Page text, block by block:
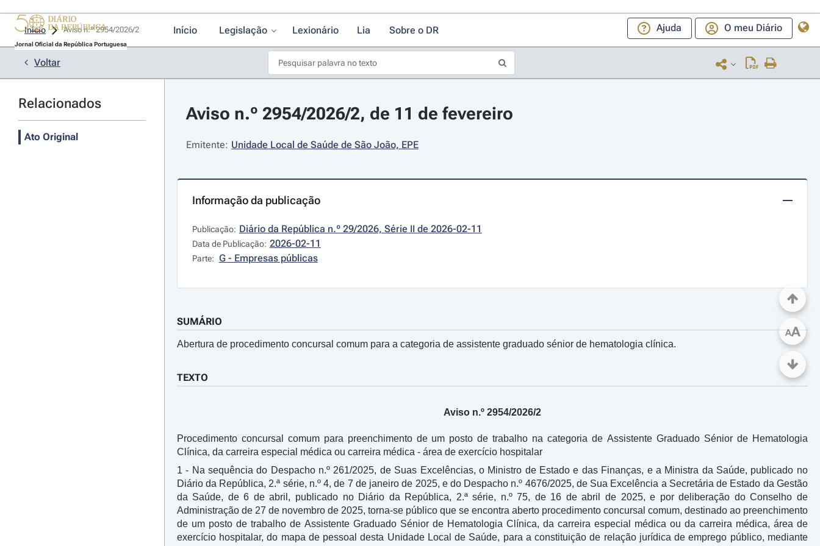
Jornal Oficial da República Portuguesa
Início Legislação Lexionário Lia Sobre o DR Ajuda O meu Diário
Início
Voltar
Relacionados
Ato Original
Aviso n.º 2954/2026/2, de 11 de fevereiro
Emitente: Unidade Local de Saúde de São João, EPE
Informação da publicação
Publicação: Diário da República n.º 29/2026, Série II de 2026-02-11
Data de Publicação: 2026-02-11
Parte: G - Empresas públicas
SUMÁRIO
Abertura de procedimento concursal comum para a categoria de assistente graduado sénior de hematologia clínica.
TEXTO
Aviso n.º 2954/2026/2
Procedimento concursal comum para preenchimento de um posto de trabalho na categoria de Assistente Graduado Sénior de Hematologia
Clínica, da carreira especial médica ou carreira médica - área de exercício hospitalar
1 - Na sequência do Despacho n.º 261/2025, de Suas Excelências, o Ministro de Estado e das Finanças, e a Ministra da Saúde, publicado no
Diário da República, 2.ª série, n.º 4, de 7 de janeiro de 2025, e do Despacho n.º 4676/2025, de Sua Excelência a Secretária de Estado da Gestão
da Saúde, de 6 de abril, publicado no Diário da República, 2.ª série, n.º 75, de 16 de abril de 2025, e por deliberação do Conselho de
Administração de 27 de novembro de 2025, torna-se público que se encontra aberto procedimento concursal comum, destinado ao preenchimento
de um posto de trabalho de Assistente Graduado Sénior de Hematologia Clínica, da carreira especial médica ou da carreira médica, área de
exercício hospitalar, do mapa de pessoal desta Unidade Local de Saúde, para a constituição de relação jurídica de emprego público, mediante
AA